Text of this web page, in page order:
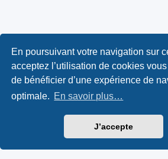
En poursuivant votre navigation sur
acceptez l’utilisation de cookies
de bénéficier d’une expérience de
optimale. En savoir plus…
J’accepte